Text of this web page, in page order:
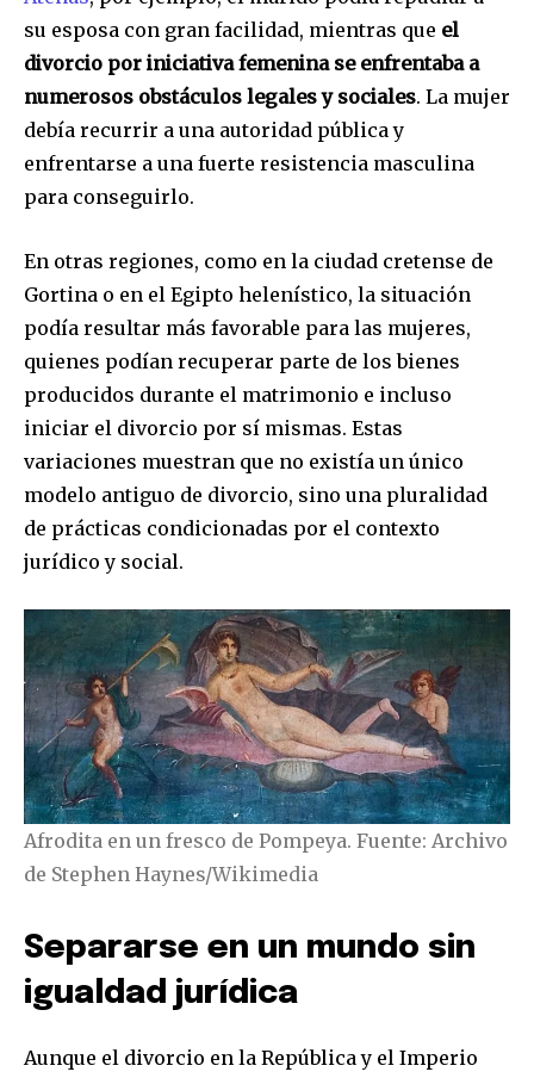
su esposa con gran facilidad, mientras que el
divorcio por iniciativa femenina se enfrentaba a
numerosos obstáculos legales y sociales. La mujer
debía recurrir a una autoridad pública y
enfrentarse a una fuerte resistencia masculina
para conseguirlo.
En otras regiones, como en la ciudad cretense de
Gortina o en el Egipto helenístico, la situación
podía resultar más favorable para las mujeres,
quienes podían recuperar parte de los bienes
producidos durante el matrimonio e incluso
iniciar el divorcio por sí mismas. Estas
variaciones muestran que no existía un único
modelo antiguo de divorcio, sino una pluralidad
de prácticas condicionadas por el contexto
jurídico y social.
Afrodita en un fresco de Pompeya. Fuente: Archivo
de Stephen Haynes/Wikimedia
Separarse en un mundo sin
igualdad jurídica
Aunque el divorcio en la República y el Imperio